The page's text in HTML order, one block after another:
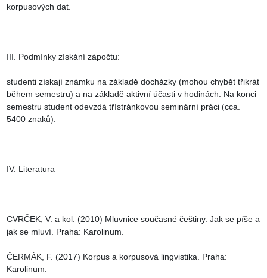
korpusových dat.
III. Podmínky získání zápočtu:
studenti získají známku na základě docházky (mohou chybět třikrát
během semestru) a na základě aktivní účasti v hodinách. Na konci
semestru student odevzdá třístránkovou seminární práci (cca.
5400 znaků).
IV. Literatura
CVRČEK, V. a kol. (2010) Mluvnice současné češtiny. Jak se píše a
jak se mluví. Praha: Karolinum.
ČERMÁK, F. (2017) Korpus a korpusová lingvistika. Praha:
Karolinum.